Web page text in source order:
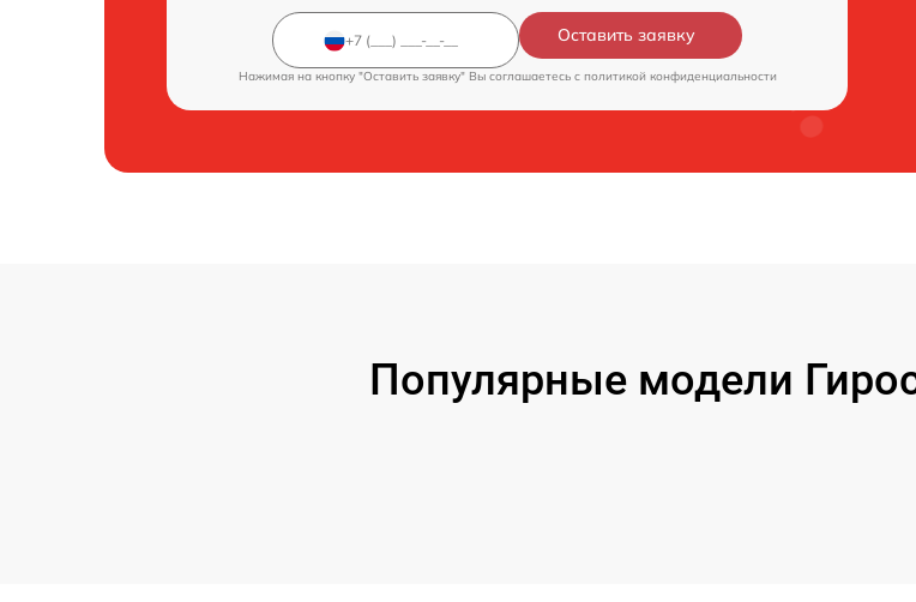
Оставить заявку
Нажимая на кнопку "Оставить заявку" Вы соглашаетесь c политикой конфиденциальности
Популярные модели